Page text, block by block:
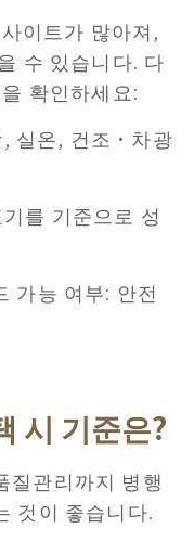
이트가 많아져,
수 있습니다. 다
확인하세요:
실온, 건조·차광
를 기준으로 성
가능 여부: 안전
시 기준은?
질관리까지 병행
것이 좋습니다.​